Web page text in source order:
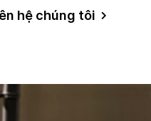
hệ chúng tôi